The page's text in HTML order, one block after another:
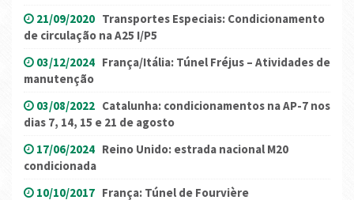
21/09/2020 Transportes Especiais: Condicionamento
de circulação na A25 I/P5
03/12/2024 França/Itália: Túnel Fréjus – Atividades de
manutenção
03/08/2022 Catalunha: condicionamentos na AP-7 nos
dias 7, 14, 15 e 21 de agosto
17/06/2024 Reino Unido: estrada nacional M20
condicionada
10/10/2017 França: Túnel de Fourvière